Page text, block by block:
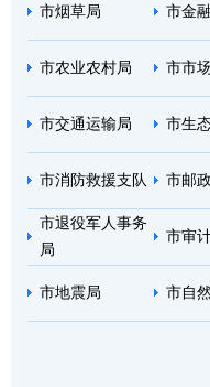
市烟草局 市金
市农业农村局 市市
市交通运输局 市生
市消防救援支队 市邮
市退役军人事务
局
市审
市地震局 市自